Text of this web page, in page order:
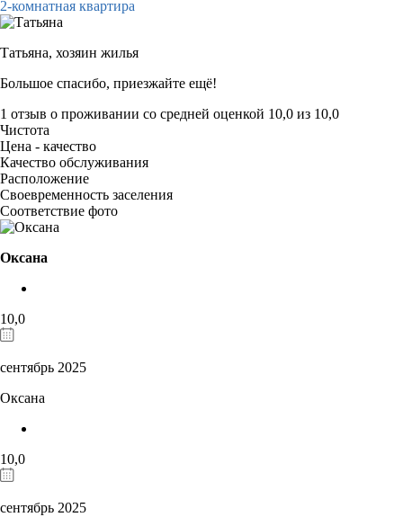
2-комнатная квартира
Татьяна, хозяин жилья
Большое спасибо, приезжайте ещё!
1 отзыв о проживании со средней оценкой 10,0 из 10,0
Чистота
Цена - качество
Качество обслуживания
Расположение
Своевременность заселения
Соответствие фото
Оксана
10,0
сентябрь 2025
Оксана
10,0
сентябрь 2025